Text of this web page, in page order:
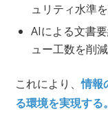
ュリティ水準
AIによる文書
ュー工数を削減
これにより、情報
る環境を実現する。